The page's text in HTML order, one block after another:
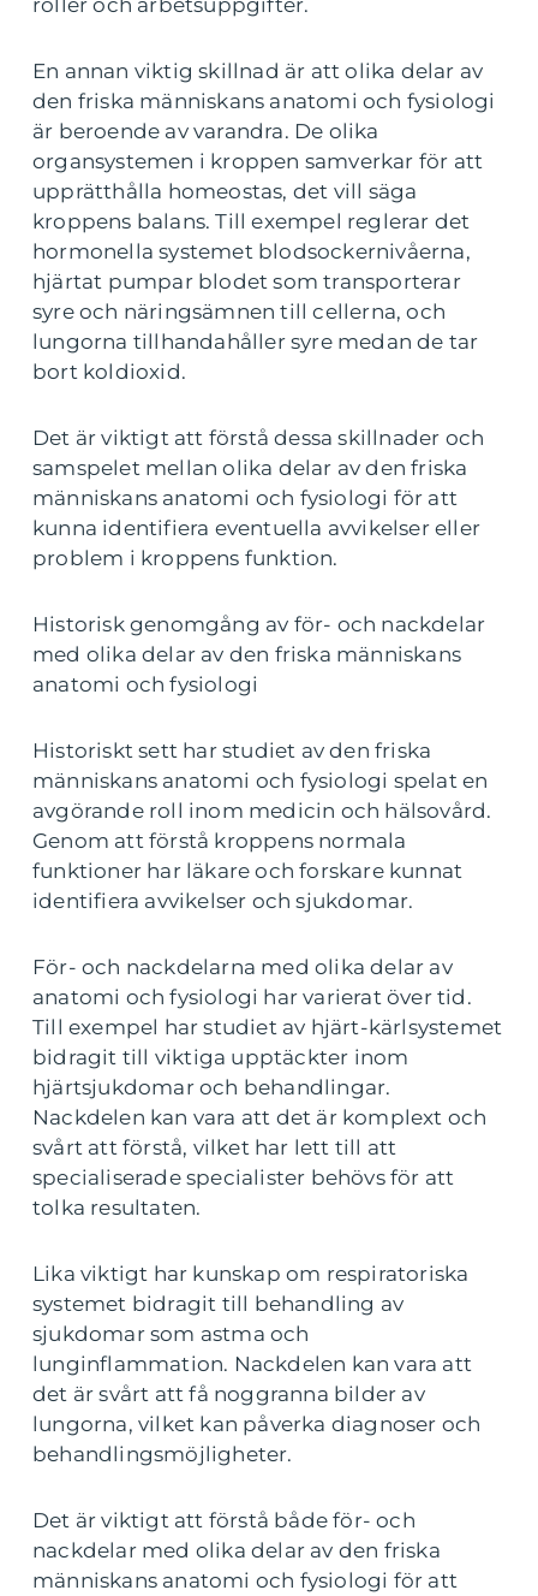
En annan viktig skillnad är att olika delar av
den friska människans anatomi och fysiologi
är beroende av varandra. De olika
organsystemen i kroppen samverkar för att
upprätthålla homeostas, det vill säga
kroppens balans. Till exempel reglerar det
hormonella systemet blodsockernivåerna,
hjärtat pumpar blodet som transporterar
syre och näringsämnen till cellerna, och
lungorna tillhandahåller syre medan de tar
bort koldioxid.
Det är viktigt att förstå dessa skillnader och
samspelet mellan olika delar av den friska
människans anatomi och fysiologi för att
kunna identifiera eventuella avvikelser eller
problem i kroppens funktion.
Historisk genomgång av för- och nackdelar
med olika delar av den friska människans
anatomi och fysiologi
Historiskt sett har studiet av den friska
människans anatomi och fysiologi spelat en
avgörande roll inom medicin och hälsovård.
Genom att förstå kroppens normala
funktioner har läkare och forskare kunnat
identifiera avvikelser och sjukdomar.
För- och nackdelarna med olika delar av
anatomi och fysiologi har varierat över tid.
Till exempel har studiet av hjärt-kärlsystemet
bidragit till viktiga upptäckter inom
hjärtsjukdomar och behandlingar.
Nackdelen kan vara att det är komplext och
svårt att förstå, vilket har lett till att
specialiserade specialister behövs för att
tolka resultaten.
Lika viktigt har kunskap om respiratoriska
systemet bidragit till behandling av
sjukdomar som astma och
lunginflammation. Nackdelen kan vara att
det är svårt att få noggranna bilder av
lungorna, vilket kan påverka diagnoser och
behandlingsmöjligheter.
Det är viktigt att förstå både för- och
nackdelar med olika delar av den friska
människans anatomi och fysiologi för att